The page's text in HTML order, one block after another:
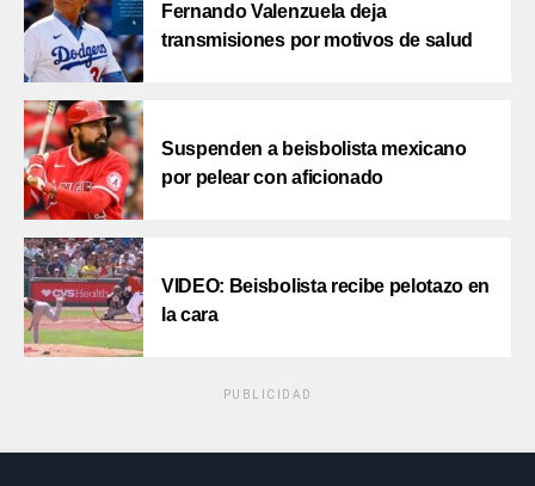
Fernando Valenzuela deja
transmisiones por motivos de salud
Suspenden a beisbolista mexicano
por pelear con aficionado
VIDEO: Beisbolista recibe pelotazo en
la cara
PUBLICIDAD